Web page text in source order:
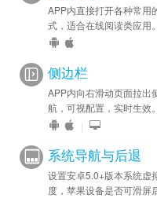
APP内直接打开各种常用
式，适合在线阅读类应用。
侧边栏
APP内向右滑动页面拉出
航，可视配置，实时生效。
|
系统导航与后退
设置安卓5.0+版本系统虚
度，苹果设备是否可滑屏